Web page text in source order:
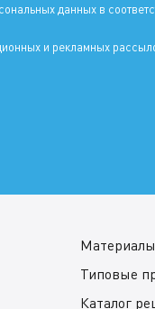
данных в
и рекламных
Материалы
Типовые
Каталог